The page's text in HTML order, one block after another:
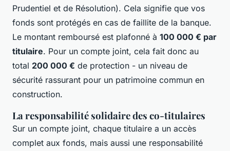
Prudentiel et de Résolution). Cela signifie que vos
fonds sont protégés en cas de faillite de la banque.
Le montant remboursé est plafonné à 100 000 € par
titulaire. Pour un compte joint, cela fait donc au
total 200 000 € de protection - un niveau de
sécurité rassurant pour un patrimoine commun en
construction.
La responsabilité solidaire des co-titulaires
Sur un compte joint, chaque titulaire a un accès
complet aux fonds, mais aussi une responsabilité